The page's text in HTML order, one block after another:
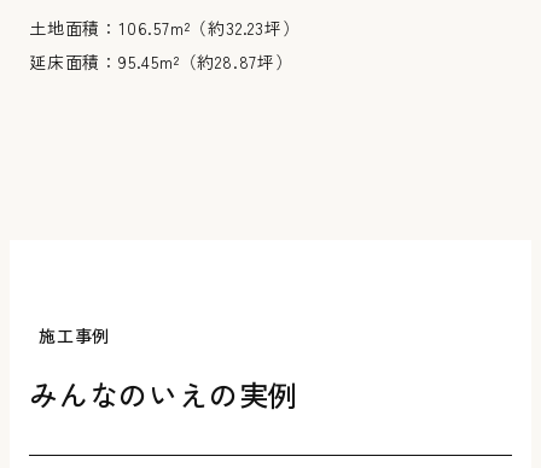
土地面積：106.57m²（約32.23坪）
延床面積：95.45m²（約28.87坪）
施工事例
みんなのいえの実例